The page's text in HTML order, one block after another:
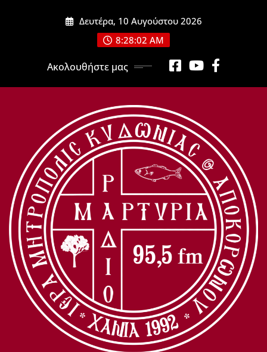
Δευτέρα, 10 Αυγούστου 2026
8:28:03 AM
Ακολουθήστε μας